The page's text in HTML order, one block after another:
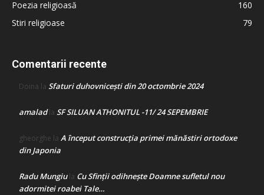
Poezia religioasă
160
Stiri religioase
79
Comentarii recente
Doina la Sfaturi duhovnicești din 20 octombrie 2024
amaladla SF SILUAN ATHONITUL -11/ 24 SEPEMBRIE
gheorghe la A început construcţia primei mănăstiri ortodoxe
din Japonia
Radu Mungiula Cu Sfinții odihnește Doamne sufletul nou
adormitei roabei Tale…